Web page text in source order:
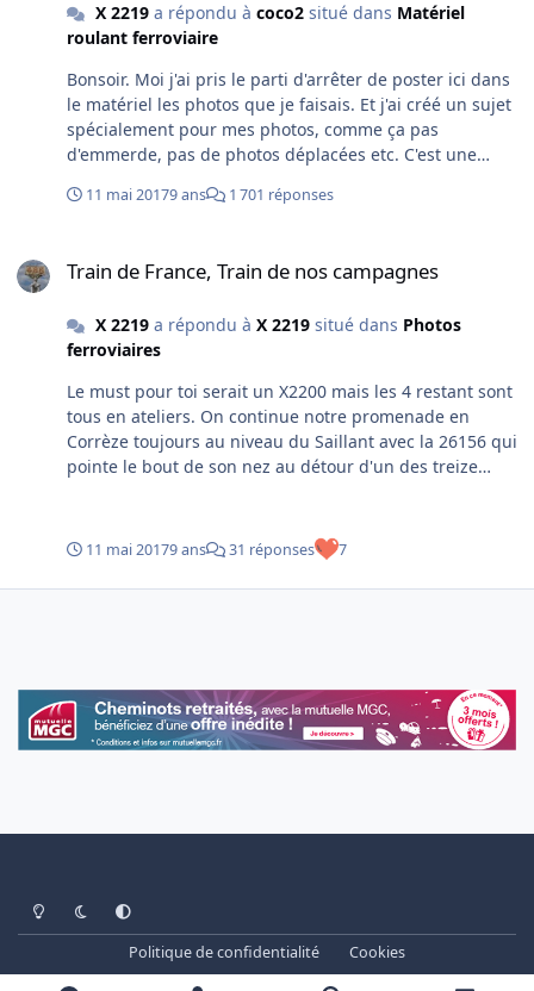
X 2219a répondu à coco2situé dans Matériel
roulant ferroviaire
Bonsoir. Moi j'ai pris le parti d'arrêter de poster ici dans
le matériel les photos que je faisais. Et j'ai créé un sujet
spécialement pour mes photos, comme ça pas
d'emmerde, pas de photos déplacées etc. C'est une
11 mai 20179 ans 1 701 réponses
Train de France, Train de nos campagnes
X 2219a répondu à X 2219situé dans Photos
ferroviaires
Le must pour toi serait un X2200 mais les 4 restant sont
tous en ateliers. On continue notre promenade en
Corrèze toujours au niveau du Saillant avec la 26156 qui
pointe le bout de son nez au détour d'un des treize
11 mai 20179 ans 31 réponses 7
Light ModeDark ModeSystem Preference
Politique de confidentialité
Cookies
www.cheminots.net - Forum Libre depuis 2003